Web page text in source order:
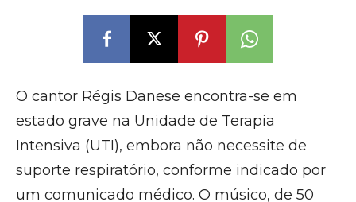
O cantor Régis Danese encontra-se em
estado grave na Unidade de Terapia
Intensiva (UTI), embora não necessite de
suporte respiratório, conforme indicado por
um comunicado médico. O músico, de 50